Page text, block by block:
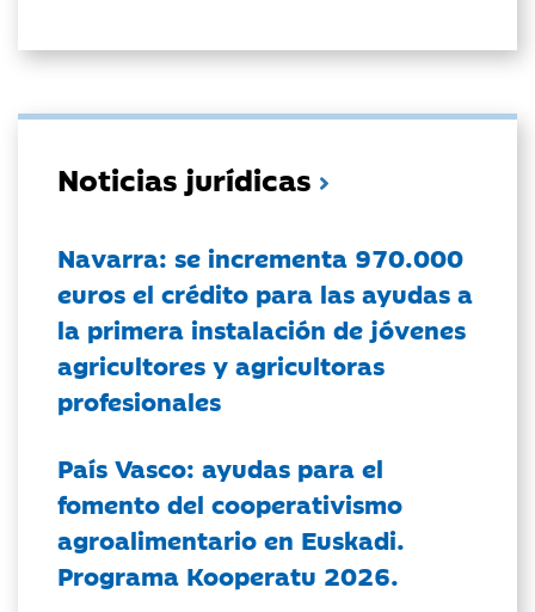
Noticias jurídicas
Navarra: se incrementa 970.000
euros el crédito para las ayudas a
la primera instalación de jóvenes
agricultores y agricultoras
profesionales
País Vasco: ayudas para el
fomento del cooperativismo
agroalimentario en Euskadi.
Programa Kooperatu 2026.